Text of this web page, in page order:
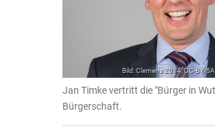
Bild: Clemens 2014; CC-BY-
Jan Timke vertritt die "Bürger in
Bürgerschaft.